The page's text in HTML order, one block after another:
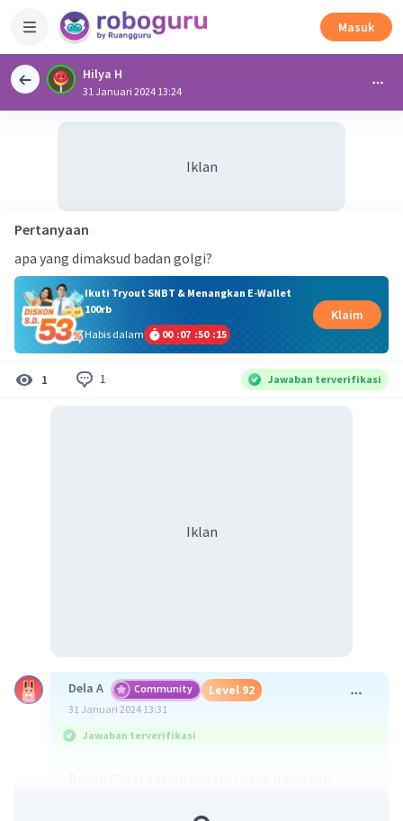
Masuk
Hilya H
31 Januari 2024 13:24
Iklan
Pertanyaan
apa yang dimaksud badan golgi?
Ikuti Tryout SNBT & Menangkan E-Wallet
100rb
Habis dalam
00 :07 :50 :15
Klaim
1 1 Jawaban terverifikasi
Iklan
Dela A Community Level 92
31 Januari 2024 13:31
Jawaban terverifikasi